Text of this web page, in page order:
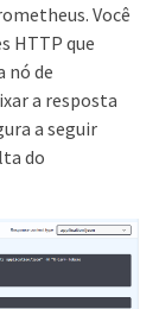
Você
HTTP que
nó de
a resposta
a seguir
do